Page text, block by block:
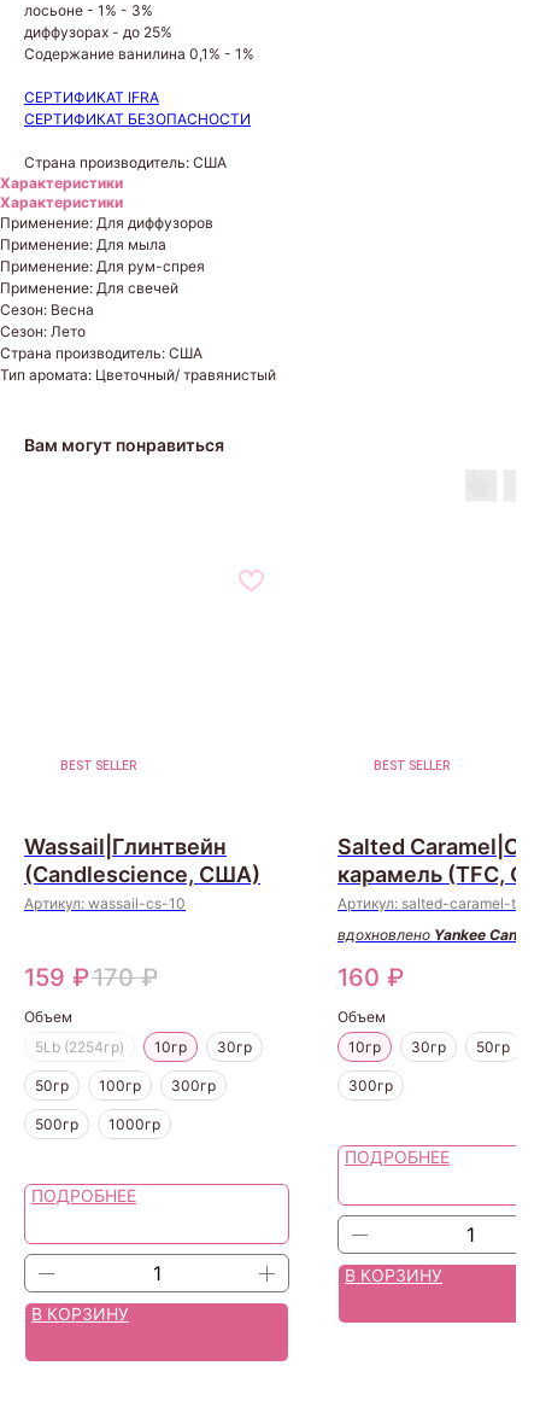
лосьоне - 1% - 3%
диффузорах - до 25%
Содержание ванилина 0,1% - 1%
СЕРТИФИКАТ IFRA
СЕРТИФИКАТ БЕЗОПАСНОСТИ
Страна производитель: США
Характеристики
Характеристики
Применение: Для диффузоров
Применение: Для мыла
Применение: Для рум-спрея
Применение: Для свечей
Сезон: Весна
Сезон: Лето
Страна производитель: США
Тип аромата: Цветочный/ травянистый
Вам могут понравиться
BEST SELLER
Wassail|Глинтвейн
(Candlescience, США)
Артикул: wassail-cs-10
159 ₽170 ₽
Объем
5Lb (2254гр)
10гр 30гр
50гр 100гр 300гр
500гр 1000гр
ПОДРОБНЕЕ
В КОРЗИНУ
BEST SELLER
Salted
карамель (TFC,
Артикул: salted-caramel-tfc-
вдохновлено Yankee Candle
160 ₽
Объем
10гр
30гр 50гр
300гр
ПОДРОБНЕЕ
В КОРЗИНУ